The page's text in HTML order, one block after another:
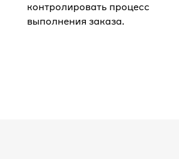
контролировать процесс
выполнения заказа.